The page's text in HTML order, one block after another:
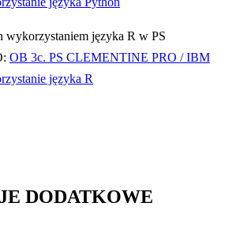
wykorzystaniem języka R w PS
OB 3c. PS CLEMENTINE PRO / IBM
języka R
DODATKOWE